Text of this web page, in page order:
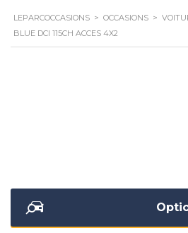
LEPARCOCCASIONS > OCCASIONS >
BLUE DCI 115CH ACCES 4X2